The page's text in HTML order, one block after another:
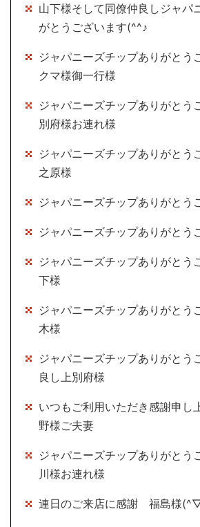
山下様そして同僚仲良しジャパ
がとうございます(^^♪
ジャパニーズチップありがとう
クマ様御一行様
ジャパニーズチップありがとう
別府様お連れ様
ジャパニーズチップありがとう
之原様
ジャパニーズチップありがとう
ジャパニーズチップありがとう
ジャパニーズチップありがとう
下様
ジャパニーズチップありがとう
木様
ジャパニーズチップありがとう
良し上別府様
いつもご利用いただき感謝申し
野様ご夫妻
ジャパニーズチップありがとう
川様お連れ様
連日のご来店に感謝 福島様